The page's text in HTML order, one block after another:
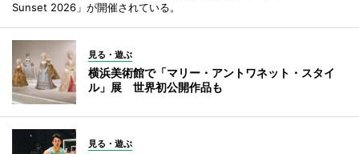
Sunset 2026」が開催されている。
見る・遊ぶ
横浜美術館で「マリー・アントワネット・スタイ
ル」展 世界初公開作品も
見る・遊ぶ